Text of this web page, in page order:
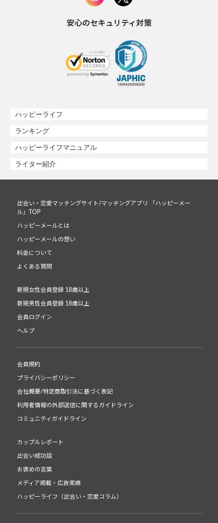
安心のセキュリティ対策
ハッピーライフ
ランキング
ハッピーライフマニュアル
ライター紹介
出会い・恋愛マッチングサイト/マッチングアプリ 「ハッピーメー
ル」TOP
ハッピーメールとは
ハッピーメールの想い
料金について
よくある質問
新規女性会員登録 18歳以上
新規男性会員登録 18歳以上
会員ログイン
ヘルプ
会員規約
プライバシーポリシー
会社概要/特定商取引法に基づく表記
利用者情報の外部送信に関するガイドライン
コミュニティガイドライン
カップルレポート
出会い成功談
お褒めの言葉
メディア掲載・広告実績
ハッピーライフ（出会い・恋愛コラム）